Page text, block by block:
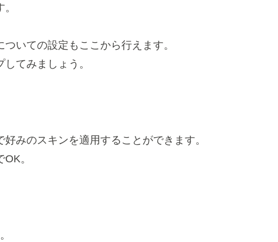
いての設定もここから行えます。
てみましょう。
みのスキンを適用することができます。
。